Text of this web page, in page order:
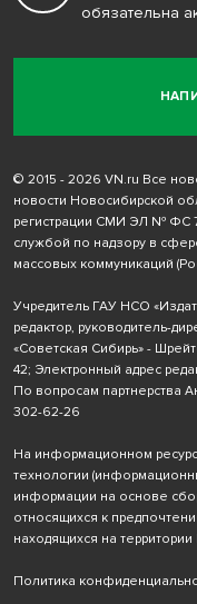
обязательна
© 2015 - 2026 VN.ru Все
новости Новосибирской
регистрации СМИ ЭЛ № ФС
службой по надзору в
массовых коммуникаций
Учредитель ГАУ НСО
редактор, руководитель-
«Советская Сибирь» -
42; Электронный адрес
По вопросам партнерства
302-62-26
На информационном
технологии
информации на основе
относящихся к
находящихся на
Политика